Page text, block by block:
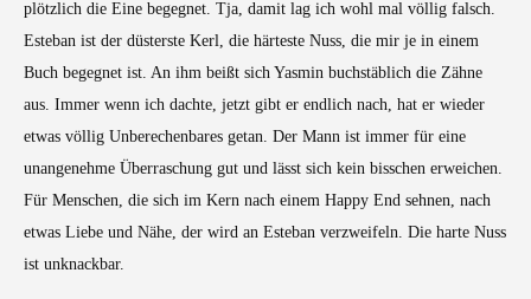
plötzlich die Eine begegnet. Tja, damit lag ich wohl mal völlig falsch.
Esteban ist der düsterste Kerl, die härteste Nuss, die mir je in einem
Buch begegnet ist. An ihm beißt sich Yasmin buchstäblich die Zähne
aus. Immer wenn ich dachte, jetzt gibt er endlich nach, hat er wieder
etwas völlig Unberechenbares getan. Der Mann ist immer für eine
unangenehme Überraschung gut und lässt sich kein bisschen erweichen.
Für Menschen, die sich im Kern nach einem Happy End sehnen, nach
etwas Liebe und Nähe, der wird an Esteban verzweifeln. Die harte Nuss
ist unknackbar.